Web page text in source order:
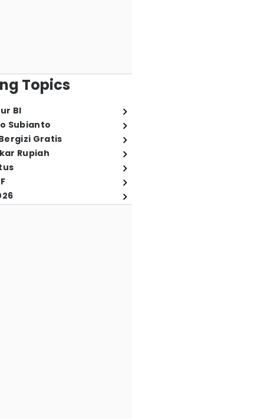
Topics
BI
Subianto
Gratis
Rupiah